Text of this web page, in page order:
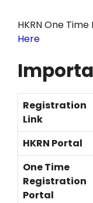
HKRN One
Here
Registration
Link
HKRN Portal
One Time
Registration
Portal